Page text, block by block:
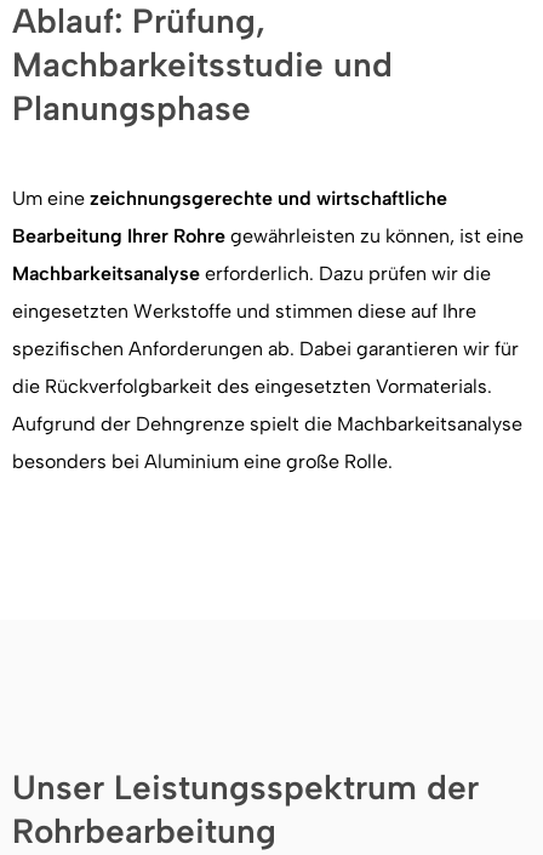
Ablauf: Prüfung,
Machbarkeitsstudie und
Planungsphase
Um eine zeichnungsgerechte und wirtschaftliche
Bearbeitung Ihrer Rohre gewährleisten zu können, ist eine
Machbarkeitsanalyse erforderlich. Dazu prüfen wir die
eingesetzten Werkstoffe und stimmen diese auf Ihre
spezifischen Anforderungen ab. Dabei garantieren wir für
die Rückverfolgbarkeit des eingesetzten Vormaterials.
Aufgrund der Dehngrenze spielt die Machbarkeitsanalyse
besonders bei Aluminium eine große Rolle.
Unser Leistungsspektrum der
Rohrbearbeitung